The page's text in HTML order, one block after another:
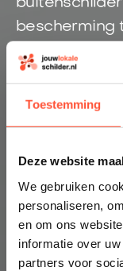
Toestemming
Deze website
We gebruiken
personaliseren,
en om ons
informatie over
partners voor
bescherming
met een
Souburg.
een duidelijke
Direct
Altijd een
👉 Inzicht in enkele